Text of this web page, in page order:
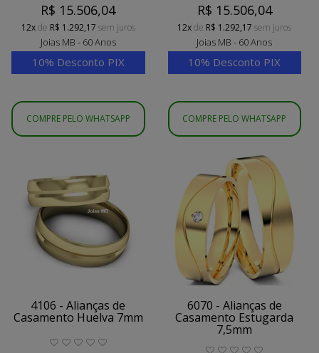
R$ 15.506,04
12xde R$ 1.292,17 sem juros
Joias MB - 60 Anos
10% Desconto PIX
COMPRE PELO WHATSAPP
R$ 15.506,04
12xde R$ 1.292,17 sem juros
Joias MB - 60 Anos
10% Desconto PIX
COMPRE PELO WHATSAPP
4106 - Alianças de
Casamento Huelva 7mm
6070 - Alianças de
Casamento Estugarda
7,5mm